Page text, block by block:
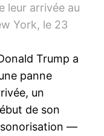
leur arrivée au
York, le 23
Trump a
panne
un
de son
—